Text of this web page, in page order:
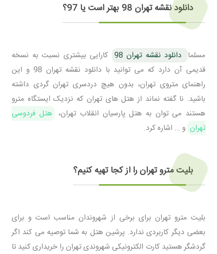
دانلود نقشه تهران 98 بهتر است یا 97؟
مسلما دانلود نقشه تهران 98
کارایی بیشتری نسبت به نسخه
قدیمی آن دارد که می توانید با دانلود نقشه تهران 98 و این
راهنمای متروی تهران، بدون هیچ دردسری تهران گردی داشته
باشید. نا گفته نماند از هتل های تهران که نزدیک ایستگاه مترو
هستند می توان به هتل پارسیان انقلاب تهران، هتل فردوسی
تهران و ... اشاره کرد.
بلیت مترو تهران را از کجا تهیه کنیم؟
بلیت مترو تهران برای برخی از شهروندان مناسب است و برای
بعضی دیگر کاربردی ندارد. پرشین هتل به شما توصیه می کند اگر
گردشگر هستید کارت الکترونیکی شهروندی تهران را خریداری کنید تا